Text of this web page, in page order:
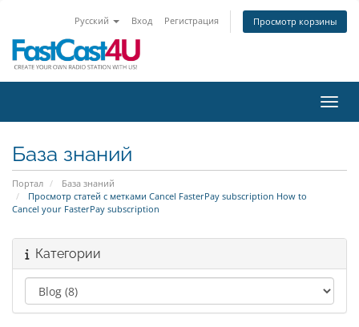
Русский Вход Регистрация Просмотр корзины
База знаний
Портал
База знаний
Просмотр статей с метками Cancel FasterPay subscription How to
Cancel your FasterPay subscription
Категории